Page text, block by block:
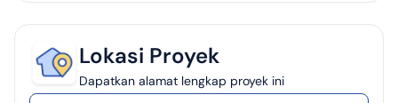
Lokasi Proyek
Dapatkan alamat lengkap proyek ini